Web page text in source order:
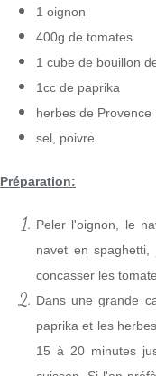
1 oignon
400g de tomates
1 cube de bouillon
1cc de paprika
herbes de Provence
sel, poivre
Préparation:
Peler l'oignon, le
navet en
concasser les
Dans une grande
paprika et les
15 à 20 minutes